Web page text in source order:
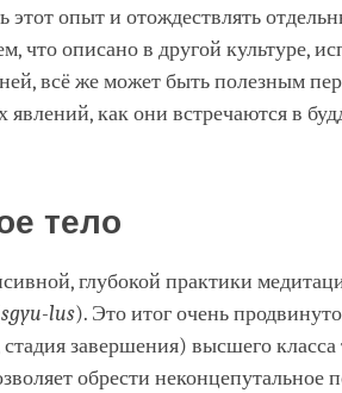
этот опыт и отождествлять
что описано в другой культуре,
всё же может быть полезным
явлений, как они встречаются в
тело
глубокой практики
sgyu-lus). Это итог очень
стадия завершения) высшего
обрести неконцепутальное